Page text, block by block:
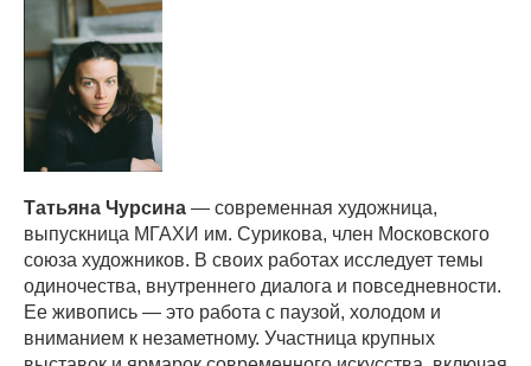
Татьяна Чурсина — современная художница,
выпускница МГАХИ им. Сурикова, член Московского
союза художников. В своих работах исследует темы
одиночества, внутреннего диалога и повседневности.
Ее живопись — это работа с паузой, холодом и
вниманием к незаметному. Участница крупных